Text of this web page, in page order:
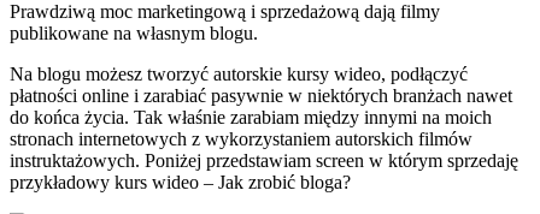
Prawdziwą moc marketingową i sprzedażową dają filmy
publikowane na własnym blogu.
Na blogu możesz tworzyć autorskie kursy wideo, podłączyć
płatności online i zarabiać pasywnie w niektórych branżach nawet
do końca życia. Tak właśnie zarabiam między innymi na moich
stronach internetowych z wykorzystaniem autorskich filmów
instruktażowych. Poniżej przedstawiam screen w którym sprzedaję
przykładowy kurs wideo – Jak zrobić bloga?